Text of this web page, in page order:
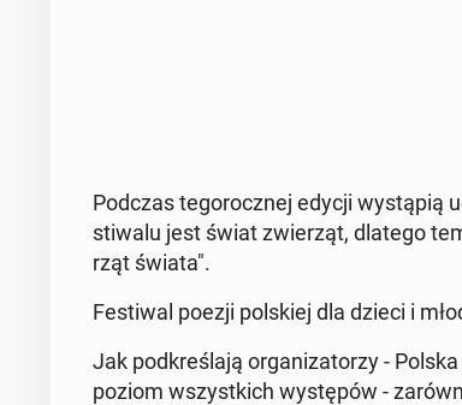
Podczas te­go­rocz­nej edycji wy­stą­pią
sti­wa­lu jest świat zwie­rząt, dlatego
rząt świata".
Fe­sti­wal poezji pol­skiej dla dzieci i
Jak pod­kre­śla­ją or­ga­ni­za­to­rzy -
poziom wszyst­kich wy­stę­pów -